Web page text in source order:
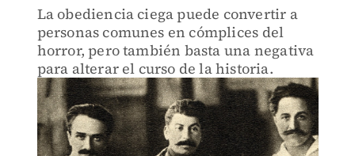
La obediencia ciega puede convertir a
personas comunes en cómplices del
horror, pero también basta una negativa
para alterar el curso de la historia.